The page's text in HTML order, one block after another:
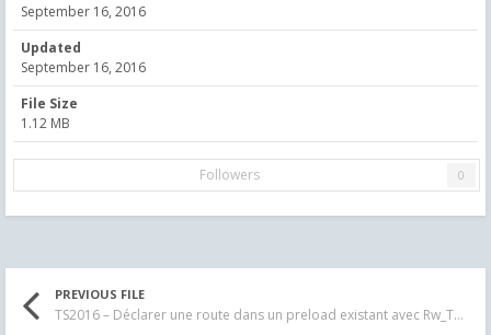
September 16, 2016
Updated
September 16, 2016
File Size
1.12 MB
Followers 0
PREVIOUS FILE
TS2016 – Déclarer une route dans un preload existant avec Rw_Tools